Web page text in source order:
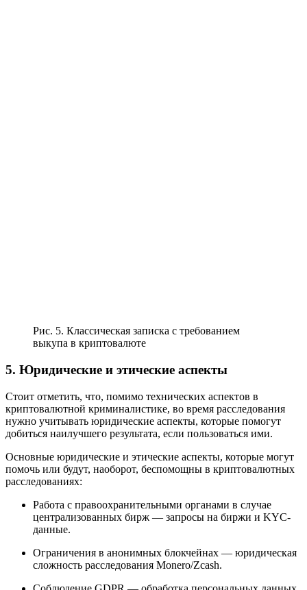
Рис. 5. Классическая записка с требованием
выкупа в криптовалюте
5. Юридические и этические аспекты
Стоит отметить, что, помимо технических аспектов в
криптовалютной криминалистике, во время расследования
нужно учитывать юридические аспекты, которые помогут
добиться наилучшего результата, если пользоваться ими.
Основные юридические и этические аспекты, которые могут
помочь или будут, наоборот, беспомощны в криптовалютных
расследованиях:
Работа с правоохранительными органами в случае
централизованных бирж — запросы на биржи и KYC-
данные.
Ограничения в анонимных блокчейнах — юридическая
сложность расследования Monero/Zcash.